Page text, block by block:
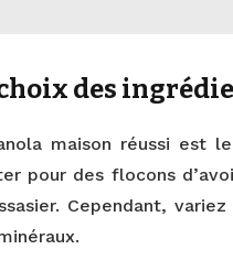
des
maison réussi est
pour des flocons
Cependant,